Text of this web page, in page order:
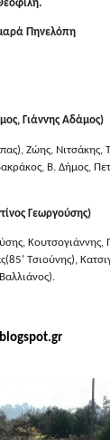
Πηνελόπη
Γιάννης Αδάμος)
Ζώης, Νιτσάκης,
Β. Δήμος,
Γεωργούσης)
Τσιούνης),